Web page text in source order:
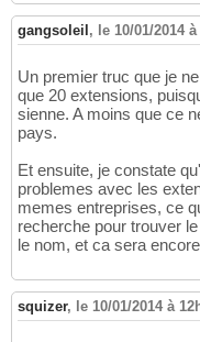
gangsoleil , le 10/01/2014
Un premier truc que je
que 20 extensions,
sienne. A moins que ce
pays.
Et ensuite, je constate
problemes avec les
memes entreprises, ce
recherche pour trouver
le nom, et ca sera
squizer, le 10/01/2014 à